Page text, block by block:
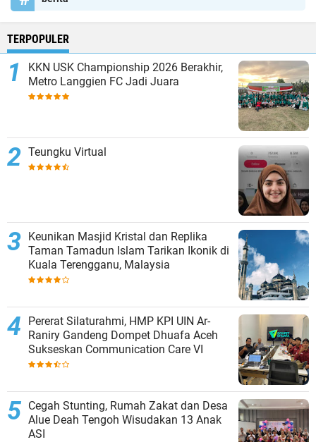
TERPOPULER
KKN USK Championship 2026 Berakhir,
Metro Langgien FC Jadi Juara
Teungku Virtual
Keunikan Masjid Kristal dan Replika
Taman Tamadun Islam Tarikan Ikonik di
Kuala Terengganu, Malaysia
Pererat Silaturahmi, HMP KPI UIN Ar-
Raniry Gandeng Dompet Dhuafa Aceh
Sukseskan Communication Care VI
Cegah Stunting, Rumah Zakat dan Desa
Alue Deah Tengoh Wisudakan 13 Anak
ASI